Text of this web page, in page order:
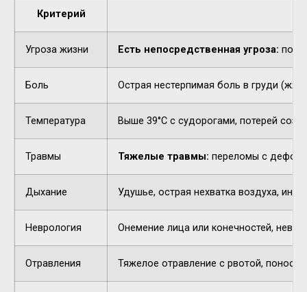
Критерий
Угроза жизни Есть непосредственная угроза:
Боль Острая нестерпимая боль в груди
Температура Выше 39°C с судорогами, потерей
Травмы Тяжелые травмы: переломы с
Дыхание Удушье, острая нехватка воздуха,
Неврология Онемение лица или конечностей,
Отравления Тяжелое отравление с рвотой,